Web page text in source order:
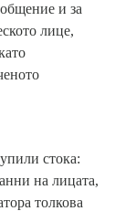
и за
лице,
стока:
на лицата,
толкова